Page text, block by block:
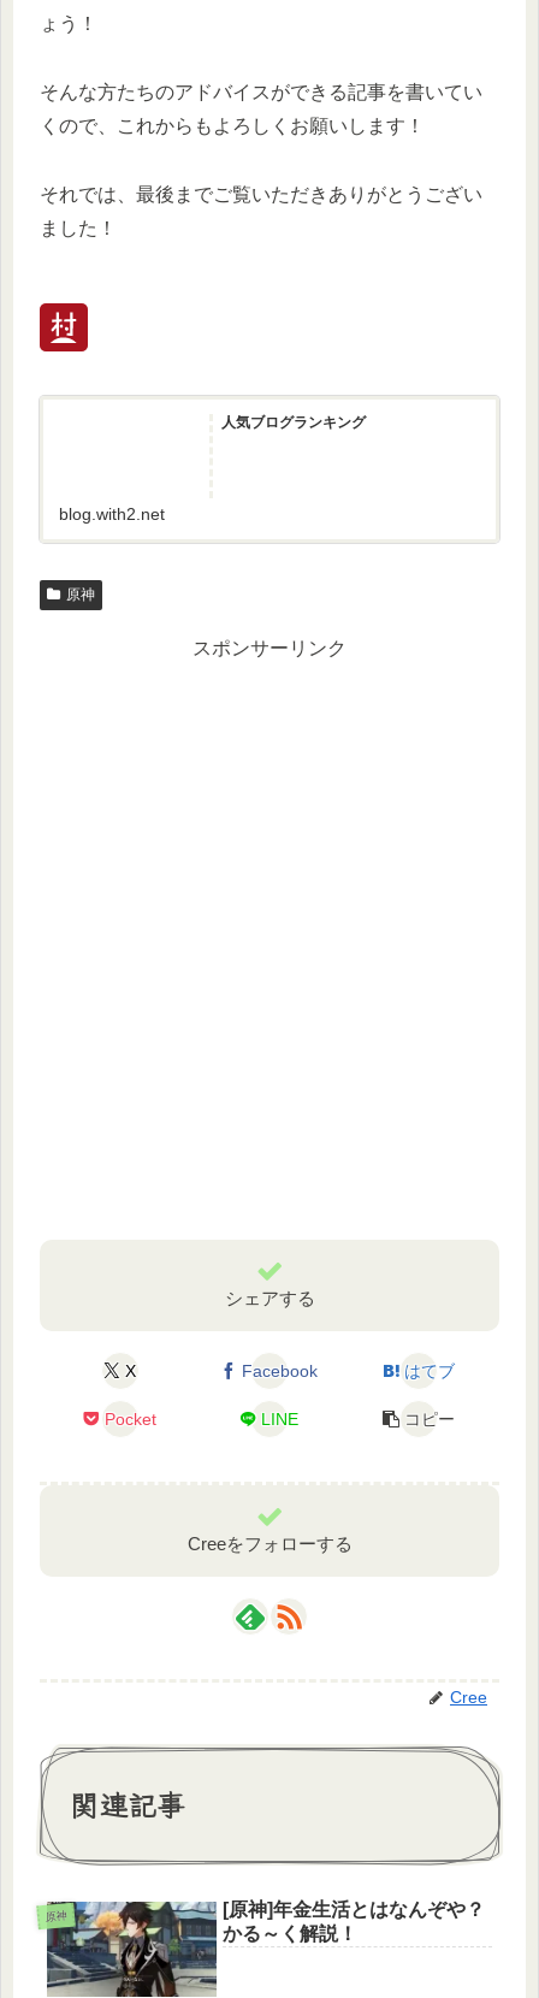
ょう！
そんな方たちのアドバイスができる記事を書いてい
くので、これからもよろしくお願いします！
それでは、最後までご覧いただきありがとうござい
ました！
人気ブログランキング
blog.with2.net
原神
スポンサーリンク
シェアする
X Facebook はてブ
Pocket LINE コピー
Creeをフォローする
Cree
関連記事
原神
[原神]年金生活とはなんぞや？
かる～く解説！